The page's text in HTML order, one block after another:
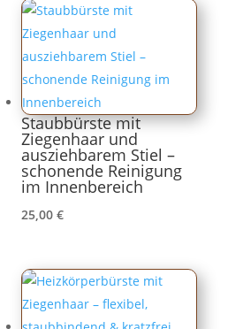
Staubbürste mit
Ziegenhaar und
ausziehbarem Stiel –
schonende Reinigung
im Innenbereich
25,00 €